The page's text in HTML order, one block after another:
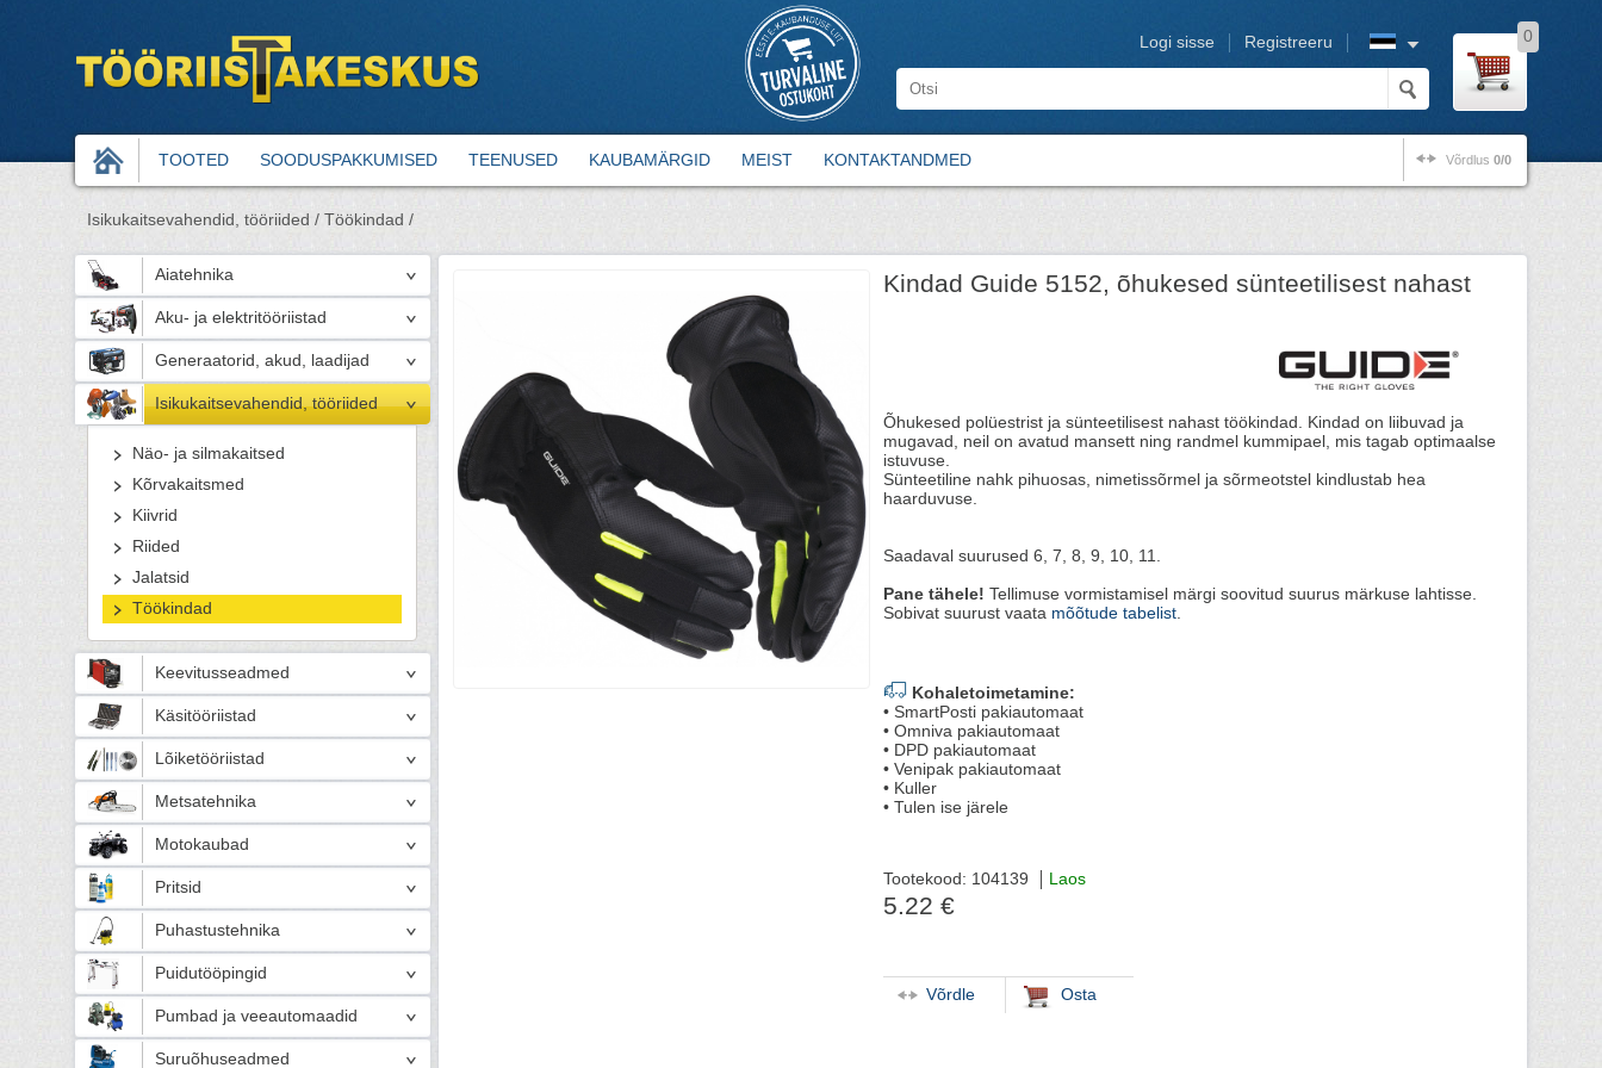
Registreeru
Logi sisse 0
TOOTED SOODUSPAKKUMISED TEENUSED KAUBAMÄRGID MEIST KONTAKTANDMED Võrdlus 0/0
Isikukaitsevahendid, tööriided / Töökindad /
Aiatehnika
Aku- ja elektritööriistad
Generaatorid, akud, laadijad
Isikukaitsevahendid, tööriided
Näo- ja silmakaitsed
Kõrvakaitsmed
Kiivrid
Riided
Jalatsid
Töökindad
Keevitusseadmed
Käsitööriistad
Lõiketööriistad
Metsatehnika
Motokaubad
Pritsid
Puhastustehnika
Puidutööpingid
Pumbad ja veeautomaadid
Suruõhuseadmed
Kindad Guide 5152, õhukesed sünteetilisest nahast
Õhukesed polüestrist ja sünteetilisest nahast töökindad. Kindad on liibuvad ja
mugavad, neil on avatud mansett ning randmel kummipael, mis tagab optimaalse
istuvuse.
Sünteetiline nahk pihuosas, nimetissõrmel ja sõrmeotstel kindlustab hea
haarduvuse.
Saadaval suurused 6, 7, 8, 9, 10, 11.
Pane tähele! Tellimuse vormistamisel märgi soovitud suurus märkuse lahtisse.
Sobivat suurust vaata mõõtude tabelist.
Kohaletoimetamine:
• SmartPosti pakiautomaat
• Omniva pakiautomaat
• DPD pakiautomaat
• Venipak pakiautomaat
• Kuller
• Tulen ise järele
Tootekood: 104139 Laos
5.22 €
Võrdle Osta